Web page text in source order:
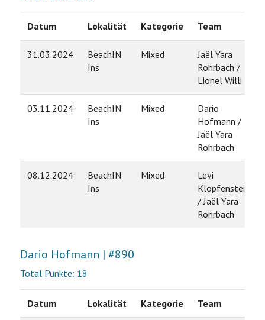
Datum Lokalität Kategorie Team
31.03.2024
BeachIN
Ins
Mixed
Jaël Yara
Rohrbach /
Lionel Willi
03.11.2024
BeachIN
Ins
Mixed
Dario
Hofmann /
Jaël Yara
Rohrbach
08.12.2024
BeachIN
Ins
Mixed
Levi
Klopfenstein
/ Jaël Yara
Rohrbach
Dario Hofmann | #890
Total Punkte: 18
Datum Lokalität Kategorie Team